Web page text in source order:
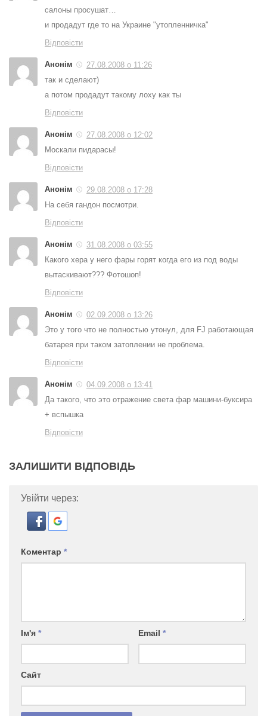
салоны просушат…
и продадут где то на Украине "утопленничка"
Відповісти
Анонім
27.08.2008 о 11:26
так и сделают)
а потом продадут такому лоху как ты
Відповісти
Анонім
27.08.2008 о 12:02
Москали пидарасы!
Відповісти
Анонім
29.08.2008 о 17:28
На себя гандон посмотри.
Відповісти
Анонім
31.08.2008 о 03:55
Какого хера у него фары горят когда его из под воды
вытаскивают??? Фотошоп!
Відповісти
Анонім
02.09.2008 о 13:26
Это у того что не полностью утонул, для FJ работающая
батарея при таком затоплении не проблема.
Відповісти
Анонім
04.09.2008 о 13:41
Да такого, что это отражение света фар машини-буксира
+ вспышка
Відповісти
ЗАЛИШИТИ ВІДПОВІДЬ
Увійти через:
Коментар *
Ім'я * Email *
Сайт